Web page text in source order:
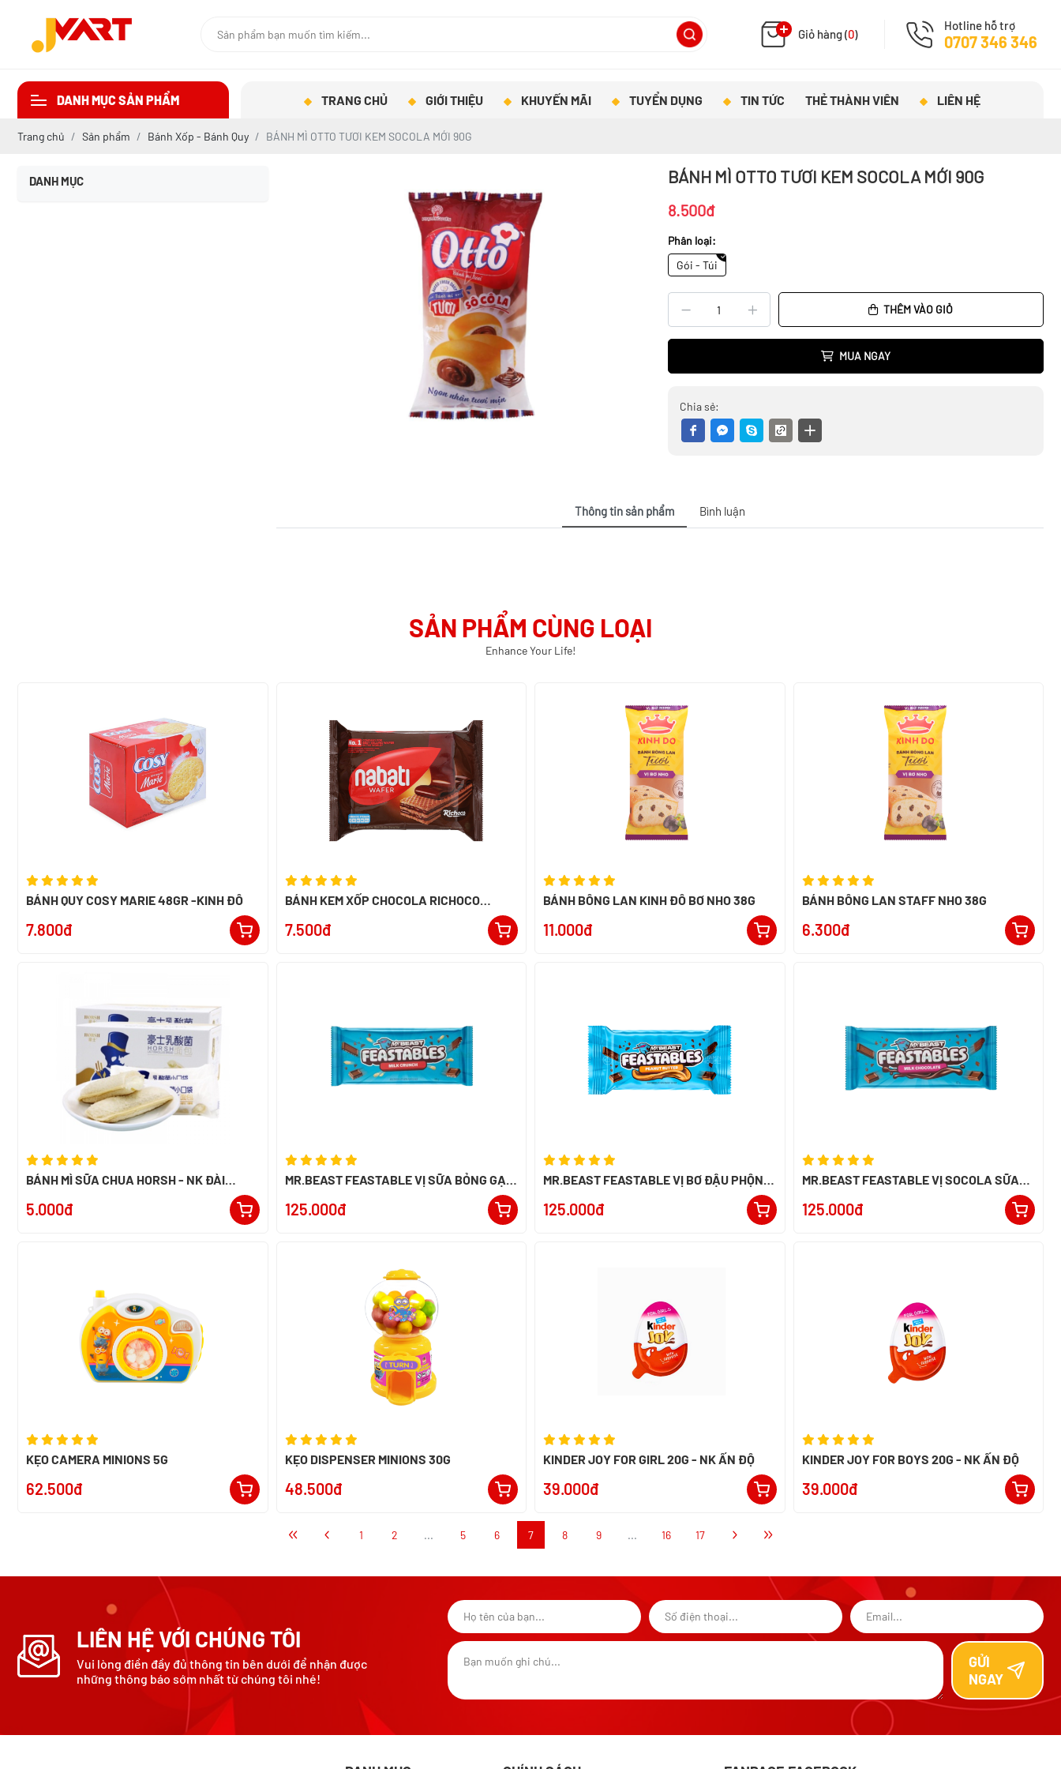
Giỏ hàng (0)
Hotline hỗ trợ
0707 346 346
DANH MỤC SẢN PHẨM TRANG CHỦ GIỚI THIỆU KHUYẾN MÃI TUYỂN DỤNG TIN TỨC THẺ THÀNH VIÊN LIÊN HỆ
Trang chủ Sản phẩm Bánh Xốp - Bánh Quy BÁNH MÌ OTTO TƯƠI KEM SOCOLA MỚI 90G
DANH MỤC BÁNH MÌ OTTO TƯƠI KEM SOCOLA MỚI 90G
8.500đ
Phân loại:
Gói - Túi
THÊM VÀO GIỎ
MUA NGAY
Chia sẻ:
Thông tin sản phẩm Bình luận
SẢN PHẨM CÙNG LOẠI
Enhance Your Life!
BÁNH QUY COSY MARIE 48GR -KINH ĐÔ
7.800đ
BÁNH KEM XỐP CHOCOLA RICHOCO
7.500đ
BÁNH BÔNG LAN KINH ĐÔ BƠ NHO 38G
11.000đ
BÁNH BÔNG LAN STAFF NHO 38G
6.300đ
BÁNH MÌ SỮA CHUA HORSH - NK ĐÀI
5.000đ
MR.BEAST FEASTABLE VỊ SỮA BỎNG GẠO
125.000đ
MR.BEAST FEASTABLE VỊ BƠ ĐẬU PHỘNG
125.000đ
MR.BEAST FEASTABLE VỊ SOCOLA SỮA
125.000đ
KẸO CAMERA MINIONS 5G
62.500đ
KẸO DISPENSER MINIONS 30G
48.500đ
KINDER JOY FOR GIRL 20G - NK ẤN ĐỘ
39.000đ
KINDER JOY FOR BOYS 20G - NK ẤN ĐỘ
39.000đ
1 2 ... 5 6 7 8 9 ... 16 17
LIÊN HỆ VỚI CHÚNG TÔI
Vui lòng điền đầy đủ thông tin bên dưới để nhận được
những thông báo sớm nhất từ chúng tôi nhé!
GỬI
NGAY